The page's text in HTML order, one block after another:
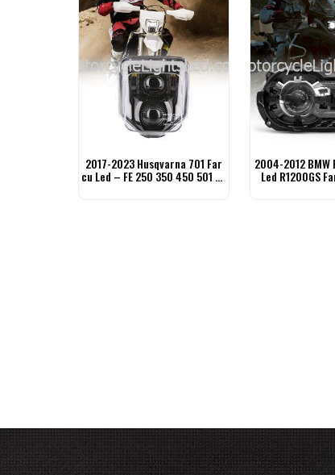
2017-2023 Husqvarna 701 Far
cu Led – FE 250 350 450 501 TE
2004-2012 BMW
Led R1200GS